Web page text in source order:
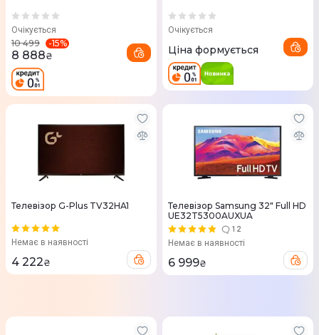
Очікується
10 499 -15%
8 888₴
Очікується
Ціна формується
Телевізор G-Plus TV32HA1
Немає в наявності
4 222₴
Телевізор Samsung 32" Full HD
UE32T5300AUXUA
12
Немає в наявності
6 999₴